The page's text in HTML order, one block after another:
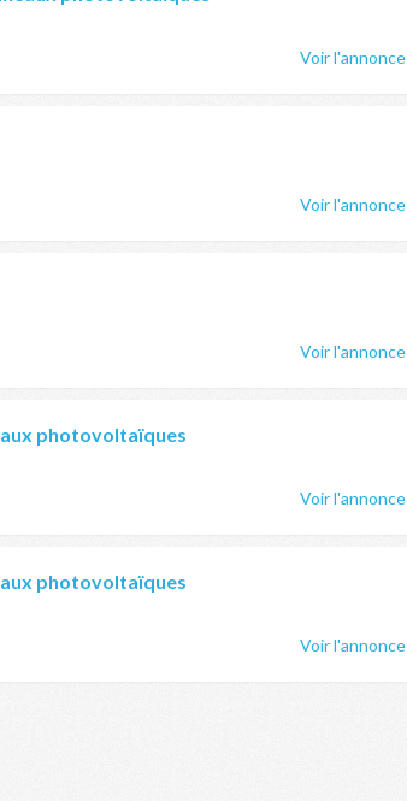
Voir l'annonce
Voir l'annonce
Voir l'annonce
photovoltaïques
Voir l'annonce
photovoltaïques
Voir l'annonce